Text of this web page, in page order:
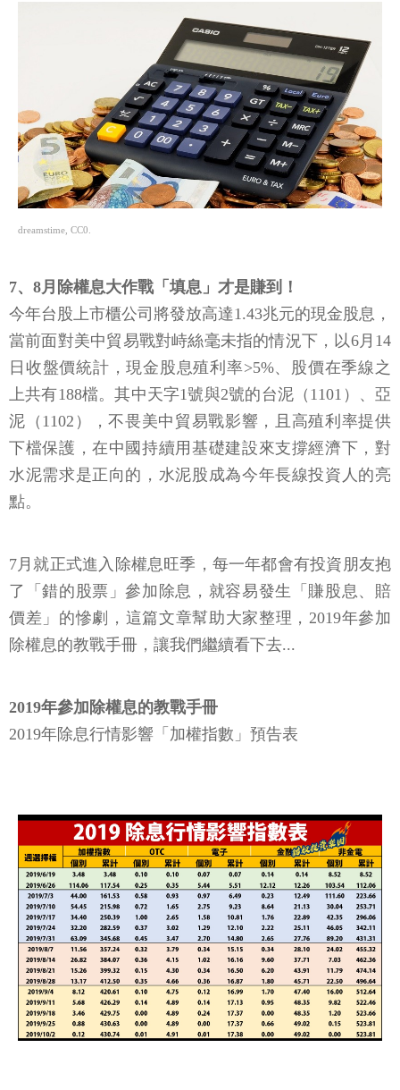
dreamstime, CC0.
7、8月除權息大作戰「填息」才是賺到！
今年台股上市櫃公司將發放高達1.43兆元的現金股息，
當前面對美中貿易戰對峙絲毫未指的情況下，以6月14
日收盤價統計，現金股息殖利率>5%、股價在季線之
上共有188檔。其中天字1號與2號的台泥（1101）、亞
泥（1102），不畏美中貿易戰影響，且高殖利率提供
下檔保護，在中國持續用基礎建設來支撐經濟下，對
水泥需求是正向的，水泥股成為今年長線投資人的亮
點。
7月就正式進入除權息旺季，每一年都會有投資朋友抱
了「錯的股票」參加除息，就容易發生「賺股息、賠
價差」的慘劇，這篇文章幫助大家整理，2019年參加
除權息的教戰手冊，讓我們繼續看下去...
2019年參加除權息的教戰手冊
2019年除息行情影響「加權指數」預告表